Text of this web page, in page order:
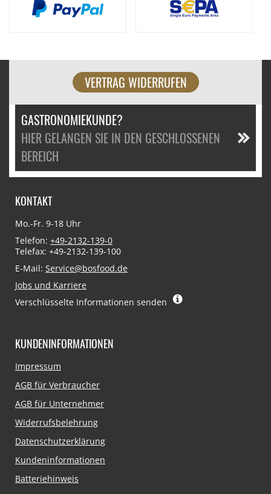
VERTRAG WIDERRUFEN
GASTRONOMIEKUNDE?
HIER GELANGEN SIE IN DEN GESCHLOSSENEN
BEREICH
KONTAKT
Mo.-Fr. 9-18 Uhr
Telefon: +49-2132-139-0
Telefax: +49-2132-139-100
E-Mail: Service@bosfood.de
Jobs und Karriere
Verschlüsselte Informationen senden
KUNDENINFORMATIONEN
Navigation
Impressum
AGB für Verbraucher
AGB für Unternehmer
Widerrufsbelehrung
Datenschutzerklärung
Kundeninformationen
Batteriehinweis